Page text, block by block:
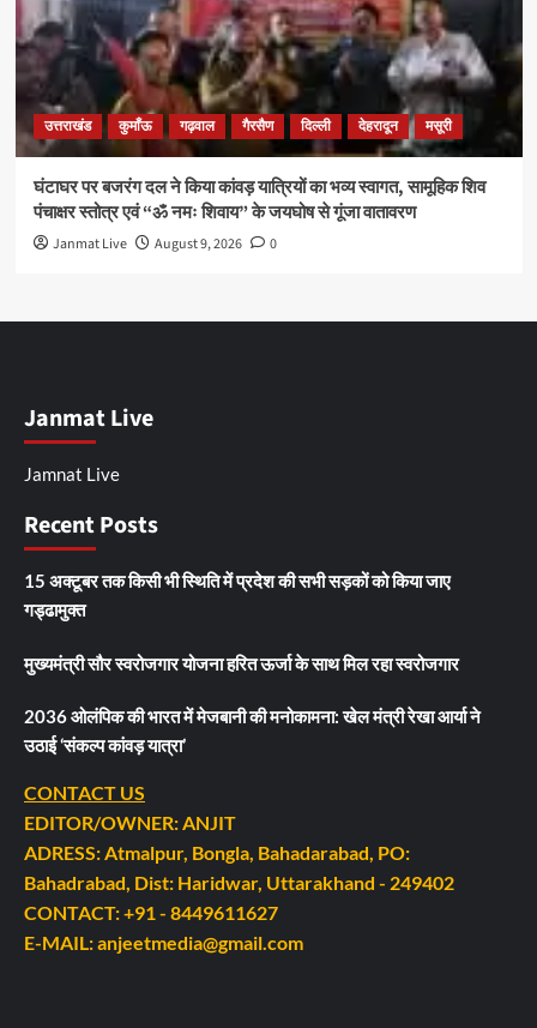
उत्तराखंड कुमाँऊ गढ़वाल गैरसैण दिल्ली देहरादून मसूरी
घंटाघर पर बजरंग दल ने किया कांवड़ यात्रियों का भव्य स्वागत, सामूहिक शिव
पंचाक्षर स्तोत्र एवं “ॐ नमः शिवाय” के जयघोष से गूंजा वातावरण
Janmat Live August 9, 2026 0
Janmat Live
Jamnat Live
Recent Posts
15 अक्टूबर तक किसी भी स्थिति में प्रदेश की सभी सड़कों को किया जाए
गड्ढामुक्त
मुख्यमंत्री सौर स्वरोजगार योजना हरित ऊर्जा के साथ मिल रहा स्वरोजगार
2036 ओलंपिक की भारत में मेजबानी की मनोकामना: खेल मंत्री रेखा आर्या ने
उठाई ‘संकल्प कांवड़ यात्रा’
CONTACT US
EDITOR/OWNER: ANJIT
ADRESS: Atmalpur, Bongla, Bahadarabad, PO:
Bahadrabad, Dist: Haridwar, Uttarakhand - 249402
CONTACT: +91 - 8449611627
E-MAIL: anjeetmedia@gmail.com